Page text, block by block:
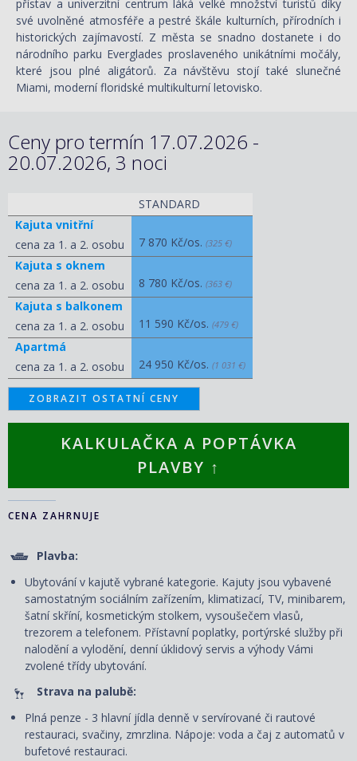
přístav a univerzitní centrum láká velké množství turistů díky
své uvolněné atmosféře a pestré škále kulturních, přírodních i
historických zajímavostí. Z města se snadno dostanete i do
národního parku Everglades proslaveného unikátními močály,
které jsou plné aligátorů. Za návštěvu stojí také slunečné
Miami, moderní floridské multikulturní letovisko.
Ceny pro termín 17.07.2026 -
20.07.2026, 3 noci
STANDARD
Kajuta vnitřní
cena za 1. a 2. osobu
7 870 Kč/os. (325 €)
Kajuta s oknem
cena za 1. a 2. osobu
8 780 Kč/os. (363 €)
Kajuta s balkonem
cena za 1. a 2. osobu
11 590 Kč/os. (479 €)
Apartmá
cena za 1. a 2. osobu
24 950 Kč/os. (1 031 €)
ZOBRAZIT OSTATNÍ CENY
KALKULAČKA A POPTÁVKA
PLAVBY ↑
CENA ZAHRNUJE
Plavba:
Ubytování v kajutě vybrané kategorie. Kajuty jsou vybavené
samostatným sociálním zařízením, klimatizací, TV, minibarem,
šatní skříní, kosmetickým stolkem, vysoušečem vlasů,
trezorem a telefonem. Přístavní poplatky, portýrské služby při
nalodění a vylodění, denní úklidový servis a výhody Vámi
zvolené třídy ubytování.
Strava na palubě:
Plná penze - 3 hlavní jídla denně v servírované či rautové
restauraci, svačiny, zmrzlina. Nápoje: voda a čaj z automatů v
bufetové restauraci.